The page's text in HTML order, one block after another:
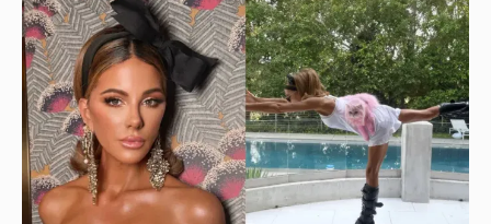
Ботинки на высокой платформе и
крашеный кот-компаньон: 53-летняя Кейт
Бекинсейл показала, как занимается
йогой
12